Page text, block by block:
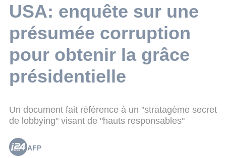
USA: enquête sur une
présumée corruption
pour obtenir la grâce
présidentielle
Un document fait référence à un "stratagème secret
de lobbying" visant de "hauts responsables"
AFP